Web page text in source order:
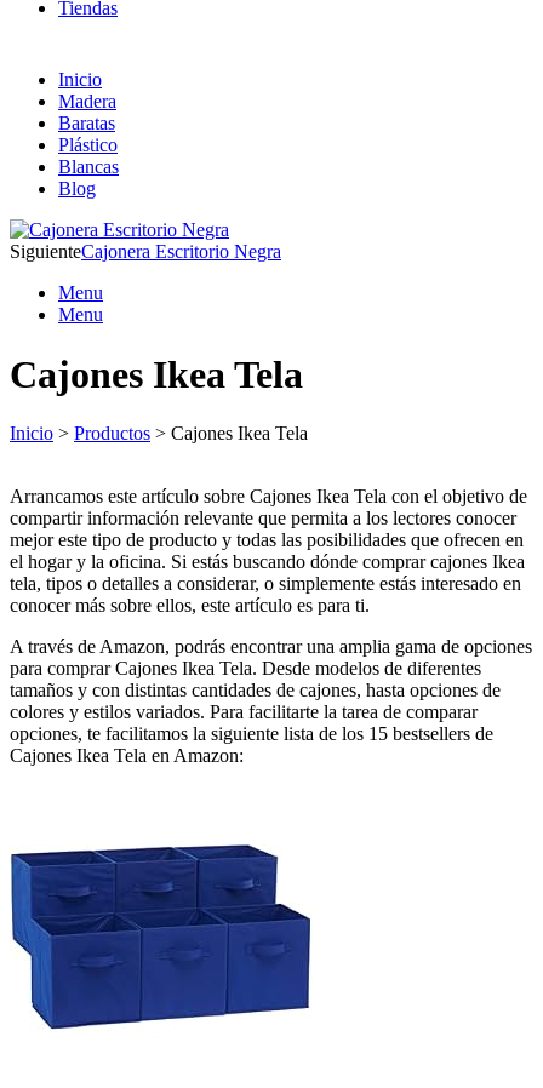
Tiendas
Inicio
Madera
Baratas
Plástico
Blancas
Blog
SiguienteCajonera Escritorio Negra
Menu
Menu
Cajones Ikea Tela
Inicio > Productos > Cajones Ikea Tela
Arrancamos este artículo sobre Cajones Ikea Tela con el objetivo de
compartir información relevante que permita a los lectores conocer
mejor este tipo de producto y todas las posibilidades que ofrecen en
el hogar y la oficina. Si estás buscando dónde comprar cajones Ikea
tela, tipos o detalles a considerar, o simplemente estás interesado en
conocer más sobre ellos, este artículo es para ti.
A través de Amazon, podrás encontrar una amplia gama de opciones
para comprar Cajones Ikea Tela. Desde modelos de diferentes
tamaños y con distintas cantidades de cajones, hasta opciones de
colores y estilos variados. Para facilitarte la tarea de comparar
opciones, te facilitamos la siguiente lista de los 15 bestsellers de
Cajones Ikea Tela en Amazon: